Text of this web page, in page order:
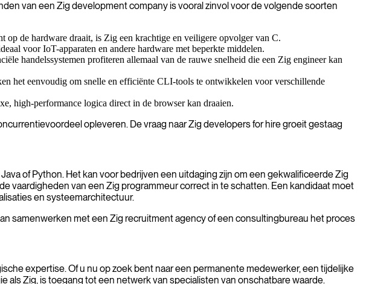
van een Zig development company is vooral zinvol voor de volgende soorten
op de hardware draait, is Zig een krachtige en veiligere opvolger van C.
voor IoT-apparaten en andere hardware met beperkte middelen.
handelssystemen profiteren allemaal van de rauwe snelheid die een Zig engineer kan
het eenvoudig om snelle en efficiënte CLI-tools te ontwikkelen voor verschillende
high-performance logica direct in de browser kan draaien.
opleveren. De vraag naar Zig developers for hire groeit gestaag
of Python. Het kan voor bedrijven een uitdaging zijn om een gekwalificeerde Zig
vaardigheden van een Zig programmeur correct in te schatten. Een kandidaat moet
en systeemarchitectuur.
samenwerken met een Zig recruitment agency of een consultingbureau het proces
expertise. Of u nu op zoek bent naar een permanente medewerker, een tijdelijke
Zig, is toegang tot een netwerk van specialisten van onschatbare waarde.